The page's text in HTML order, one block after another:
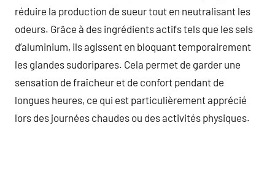
réduire la production de sueur tout en neutralisant les
odeurs. Grâce à des ingrédients actifs tels que les sels
d’aluminium, ils agissent en bloquant temporairement
les glandes sudoripares. Cela permet de garder une
sensation de fraîcheur et de confort pendant de
longues heures, ce qui est particulièrement apprécié
lors des journées chaudes ou des activités physiques.